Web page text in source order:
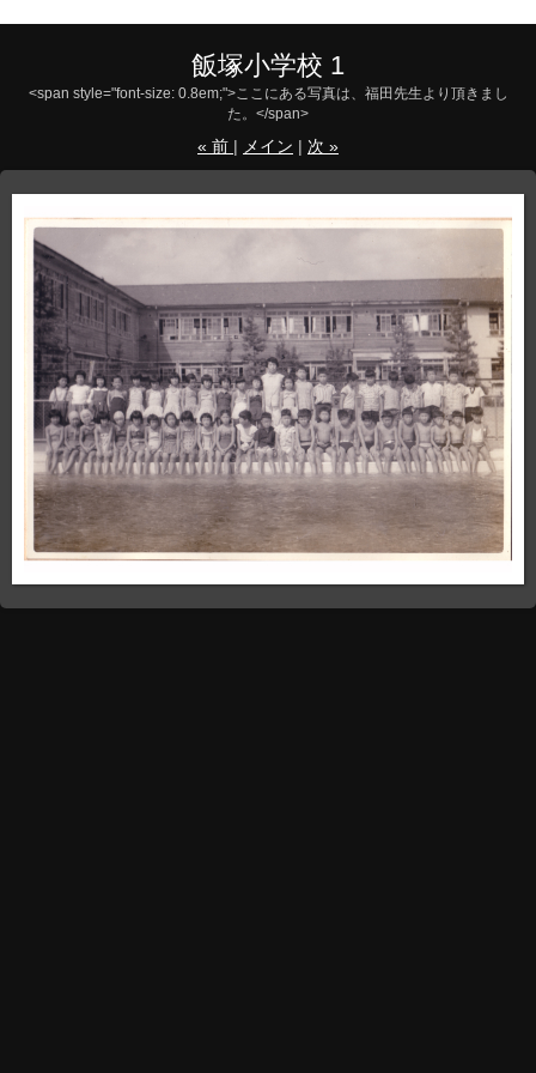
飯塚小学校 1
<span style="font-size: 0.8em;">ここにある写真は、福田先生より頂きまし
た。</span>
« 前 メイン 次 »